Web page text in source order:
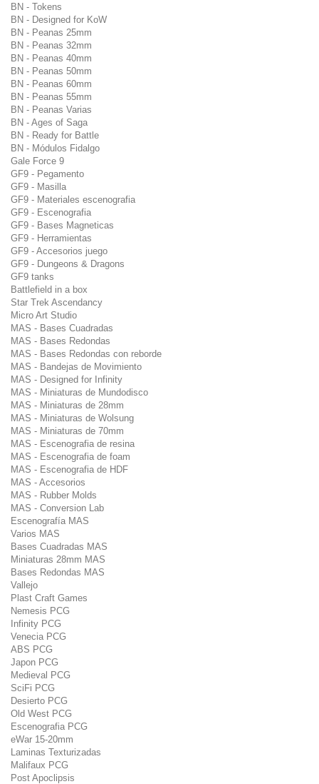
BN - Tokens
BN - Designed for KoW
BN - Peanas 25mm
BN - Peanas 32mm
BN - Peanas 40mm
BN - Peanas 50mm
BN - Peanas 60mm
BN - Peanas 55mm
BN - Peanas Varias
BN - Ages of Saga
BN - Ready for Battle
BN - Módulos Fidalgo
Gale Force 9
GF9 - Pegamento
GF9 - Masilla
GF9 - Materiales escenografia
GF9 - Escenografia
GF9 - Bases Magneticas
GF9 - Herramientas
GF9 - Accesorios juego
GF9 - Dungeons & Dragons
GF9 tanks
Battlefield in a box
Star Trek Ascendancy
Micro Art Studio
MAS - Bases Cuadradas
MAS - Bases Redondas
MAS - Bases Redondas con reborde
MAS - Bandejas de Movimiento
MAS - Designed for Infinity
MAS - Miniaturas de Mundodisco
MAS - Miniaturas de 28mm
MAS - Miniaturas de Wolsung
MAS - Miniaturas de 70mm
MAS - Escenografia de resina
MAS - Escenografia de foam
MAS - Escenografia de HDF
MAS - Accesorios
MAS - Rubber Molds
MAS - Conversion Lab
Escenografía MAS
Varios MAS
Bases Cuadradas MAS
Miniaturas 28mm MAS
Bases Redondas MAS
Vallejo
Plast Craft Games
Nemesis PCG
Infinity PCG
Venecia PCG
ABS PCG
Japon PCG
Medieval PCG
SciFi PCG
Desierto PCG
Old West PCG
Escenografia PCG
eWar 15-20mm
Laminas Texturizadas
Malifaux PCG
Post Apoclipsis